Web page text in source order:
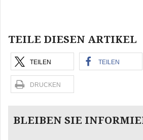
TEILE DIESEN ARTIKEL
TEILEN TEILEN
DRUCKEN
BLEIBEN SIE